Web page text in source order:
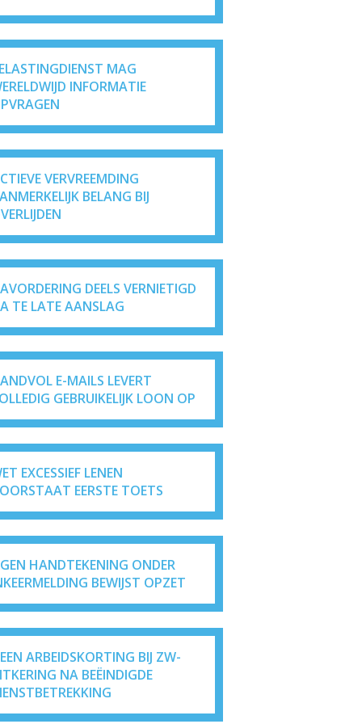
MAG
INFORMATIE
VERVREEMDING
BELANG BIJ
DEELS VERNIETIGD
TE LATE AANSLAG
E-MAILS LEVERT
GEBRUIKELIJK LOON OP
EXCESSIEF LENEN
EERSTE TOETS
HANDTEKENING ONDER
BEWIJST OPZET
ARBEIDSKORTING BIJ ZW-
NA BEËINDIGDE